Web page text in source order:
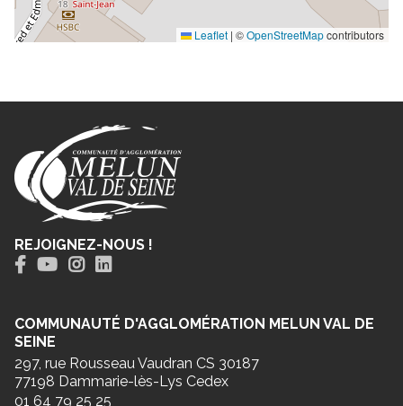
Leaflet | ©OpenStreetMapcontributors
REJOIGNEZ-NOUS !
COMMUNAUTÉ D'AGGLOMÉRATION MELUN VAL DE
SEINE
297, rue Rousseau Vaudran CS 30187
77198 Dammarie-lès-Lys Cedex
01 64 79 25 25